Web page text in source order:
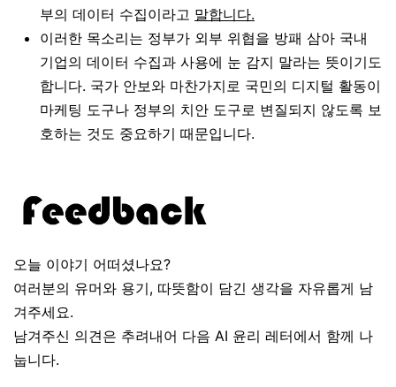
부의 데이터 수집이라고 말합니다.
이러한 목소리는 정부가 외부 위협을 방패 삼아 국내
기업의 데이터 수집과 사용에 눈 감지 말라는 뜻이기도
합니다. 국가 안보와 마찬가지로 국민의 디지털 활동이
마케팅 도구나 정부의 치안 도구로 변질되지 않도록 보
호하는 것도 중요하기 때문입니다.
오늘 이야기 어떠셨나요?
여러분의 유머와 용기, 따뜻함이 담긴 생각을 자유롭게 남
겨주세요.
남겨주신 의견은 추려내어 다음 AI 윤리 레터에서 함께 나
눕니다.